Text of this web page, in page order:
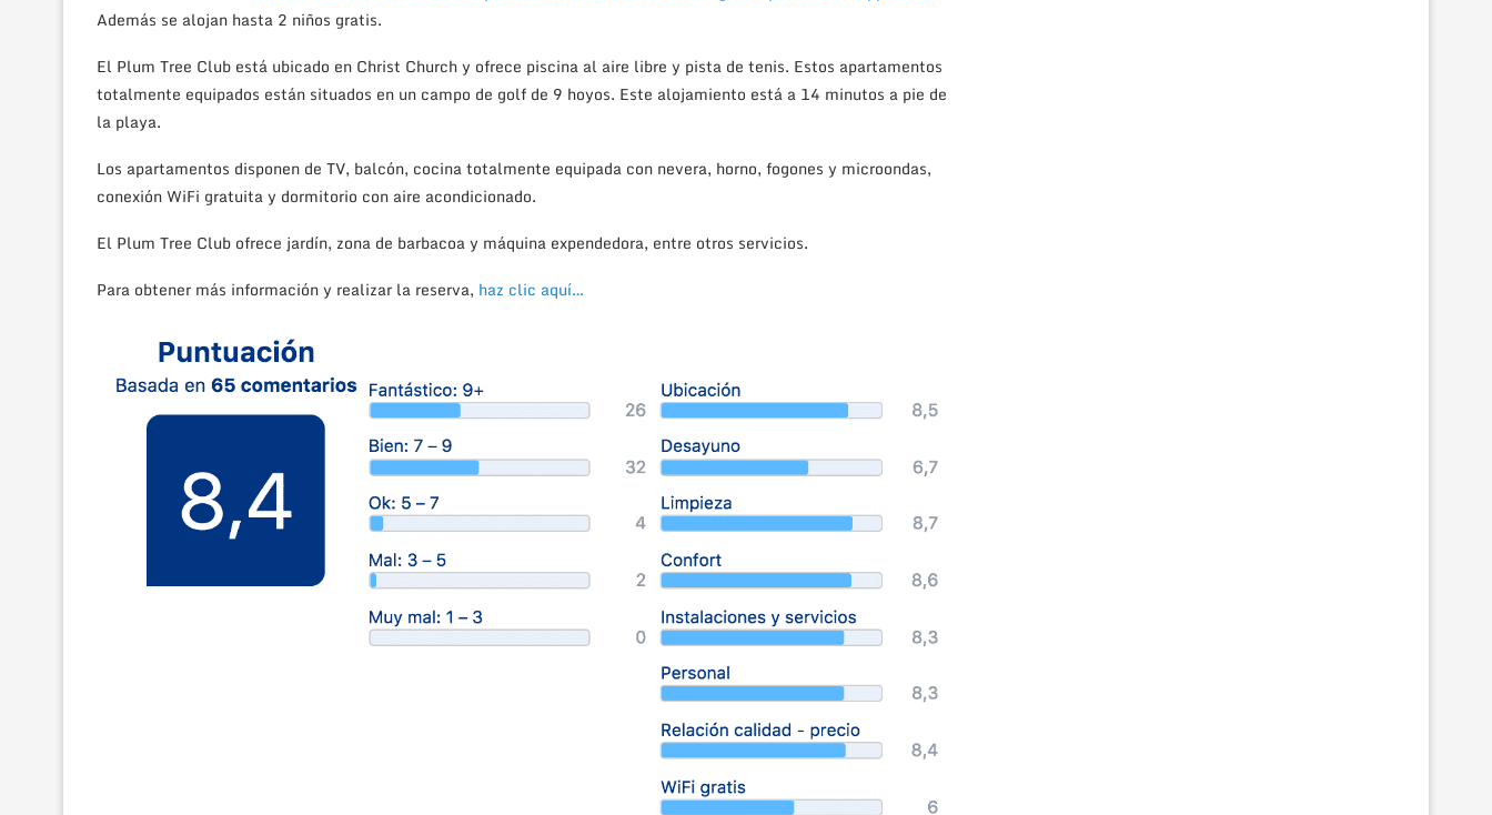
Además se alojan hasta 2 niños gratis.
El Plum Tree Club está ubicado en Christ Church y ofrece piscina al aire libre y pista de tenis. Estos apartamentos
totalmente equipados están situados en un campo de golf de 9 hoyos. Este alojamiento está a 14 minutos a pie de
la playa.
Los apartamentos disponen de TV, balcón, cocina totalmente equipada con nevera, horno, fogones y microondas,
conexión WiFi gratuita y dormitorio con aire acondicionado.
El Plum Tree Club ofrece jardín, zona de barbacoa y máquina expendedora, entre otros servicios.
Para obtener más información y realizar la reserva, haz clic aquí…